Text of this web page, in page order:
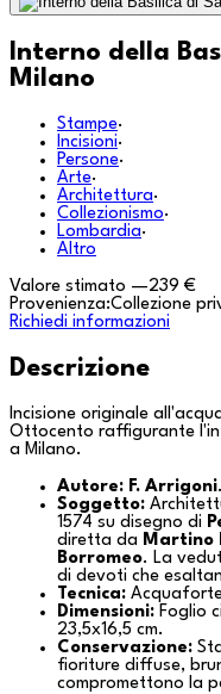
Interno della
Milano
Stampe·
Incisioni·
Persone·
Arte·
Architettura·
Collezionismo·
Lombardia·
Altro
Valore stimato —239 €
Provenienza:Collezione
Richiedi informazioni
Descrizione
Incisione originale
Ottocento raffigurante
a Milano.
Autore: F. Arrigoni.
Soggetto:
1574 su disegno di
diretta da Martino
Borromeo. La
di devoti che
Tecnica:
Dimensioni: Foglio
23,5x16,5 cm.
Conservazione:
fioriture diffuse,
compromettono la